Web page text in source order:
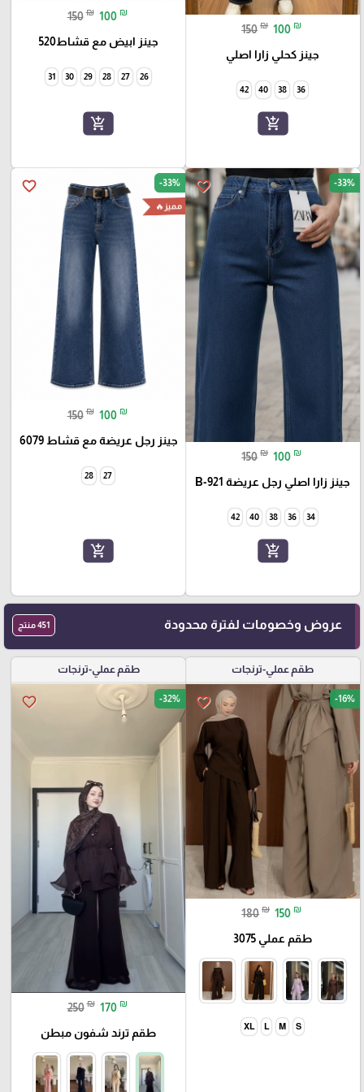
150 ₪ 100 ₪
جينز كحلي زارا اصلي
36
38
40
42
add_shopping_cart
150 ₪ 100 ₪
جينز ابيض مع قشاط520
26
27
28
29
30
31
add_shopping_cart
favorite_border -33%
150 ₪ 100 ₪
جينز زارا اصلي رجل عريضة 921-B
34
36
38
40
42
add_shopping_cart
favorite_border -33%
مميز🔥
150 ₪ 100 ₪
جينز رجل عريضة مع قشاط 6079
27
28
add_shopping_cart
عروض وخصومات لفترة محدودة 451 منتج
طقم عملي-ترنجات
favorite_border -16%
180 ₪ 150 ₪
طقم عملي 3075
S
M
L
XL
طقم عملي-ترنجات
favorite_border -32%
250 ₪ 170 ₪
طقم ترند شفون مبطن